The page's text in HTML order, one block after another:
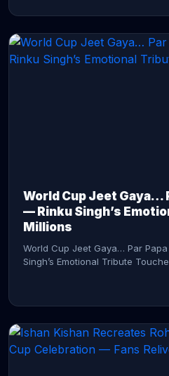
World Cup Jeet Gaya…
— Rinku Singh’s
Millions
World Cup Jeet Gaya… Par
Singh’s Emotional Tribute